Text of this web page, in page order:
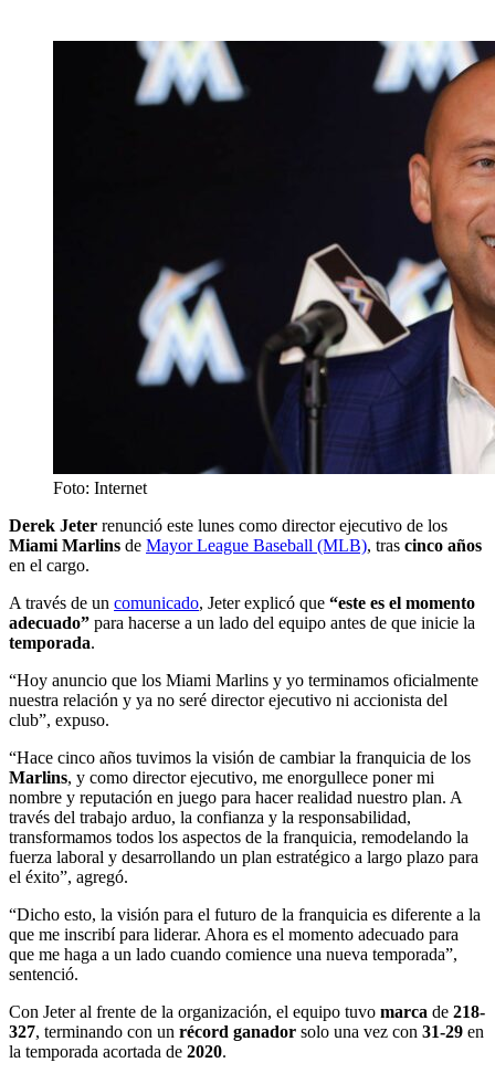
Foto: Internet
Derek Jeter renunció este lunes como director ejecutivo de los
Miami Marlins de Mayor League Baseball (MLB), tras cinco años
en el cargo.
A través de un comunicado, Jeter explicó que “este es el momento
adecuado” para hacerse a un lado del equipo antes de que inicie la
temporada.
“Hoy anuncio que los Miami Marlins y yo terminamos oficialmente
nuestra relación y ya no seré director ejecutivo ni accionista del
club”, expuso.
“Hace cinco años tuvimos la visión de cambiar la franquicia de los
Marlins, y como director ejecutivo, me enorgullece poner mi
nombre y reputación en juego para hacer realidad nuestro plan. A
través del trabajo arduo, la confianza y la responsabilidad,
transformamos todos los aspectos de la franquicia, remodelando la
fuerza laboral y desarrollando un plan estratégico a largo plazo para
el éxito”, agregó.
“Dicho esto, la visión para el futuro de la franquicia es diferente a la
que me inscribí para liderar. Ahora es el momento adecuado para
que me haga a un lado cuando comience una nueva temporada”,
sentenció.
Con Jeter al frente de la organización, el equipo tuvo marca de 218-
327, terminando con un récord ganador solo una vez con 31-29 en
la temporada acortada de 2020.